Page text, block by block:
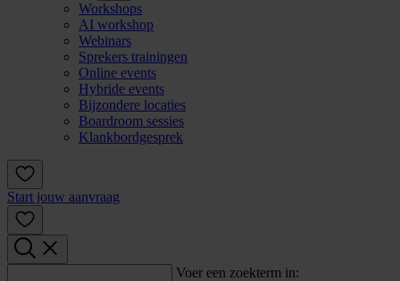
Workshops
AI workshop
Webinars
Sprekers trainingen
Online events
Hybride events
Bijzondere locaties
Boardroom sessies
Klankbordgesprek
Start jouw aanvraag
Voer een zoekterm in: